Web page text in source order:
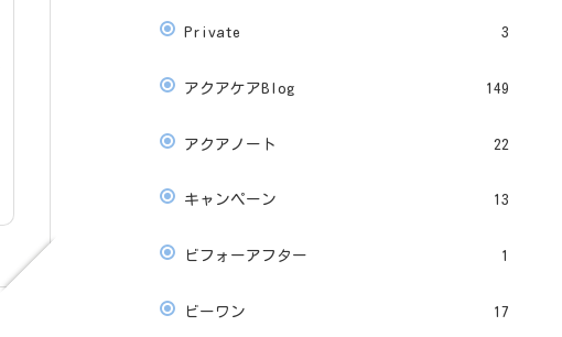
Private 3
アクアケアBlog 149
アクアノート 22
キャンペーン 13
ビフォーアフター 1
ビーワン 17